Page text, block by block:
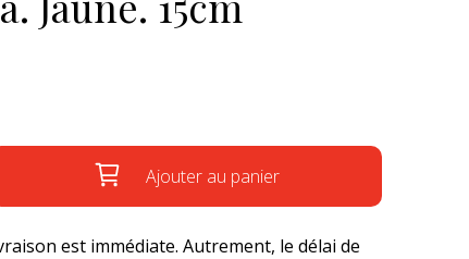
Ajouter au panier
est immédiate. Autrement, le délai de